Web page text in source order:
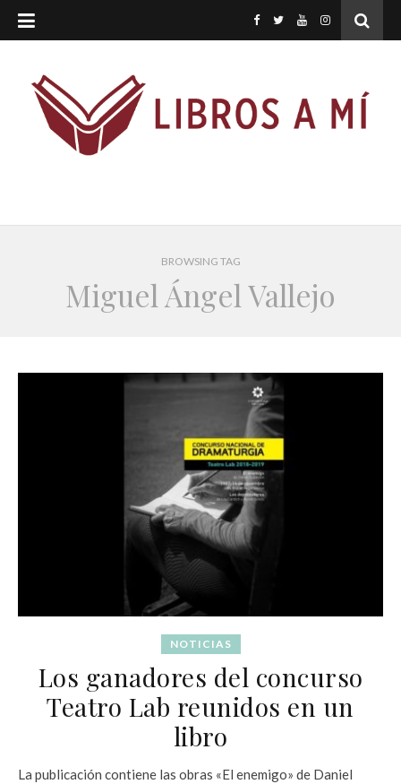
BROWSING TAG
Miguel Ángel Vallejo
NOTICIAS
Los ganadores del concurso
Teatro Lab reunidos en un
libro
La publicación contiene las obras «El enemigo» de Daniel